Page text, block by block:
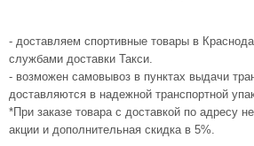
- доставляем спортивные товары в
службами доставки Такси.
- возможен самовывоз в пунктах выдачи
доставляются в надежной транспортной
*При заказе товара с доставкой по адресу
акции и дополнительная скидка в 5%.